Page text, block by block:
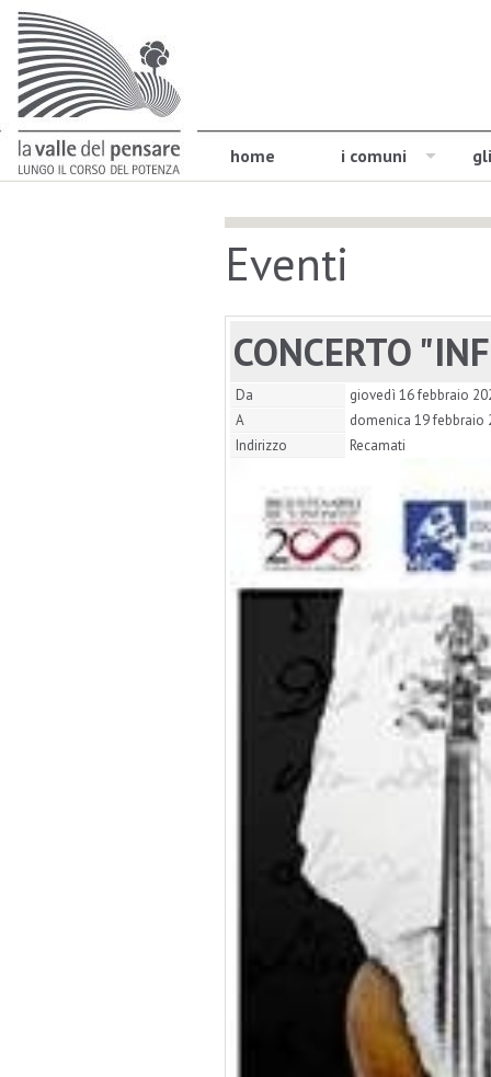
home i comuni
Eventi
CONCERTO
Da
giovedì 16 febbraio
A
domenica 19 febbraio
Indirizzo
Recamati